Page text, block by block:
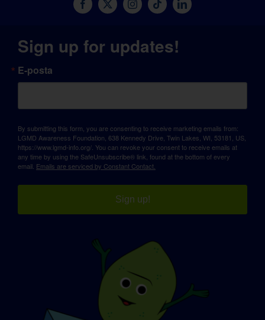
Sign up for updates!
E-posta
By submitting this form, you are consenting to receive marketing emails from:
LGMD Awareness Foundation, 638 Kennedy Drive, Twin Lakes, WI, 53181, US,
https://www.lgmd-info.org/. You can revoke your consent to receive emails at
any time by using the SafeUnsubscribe® link, found at the bottom of every
email. Emails are serviced by Constant Contact.
Sign up!